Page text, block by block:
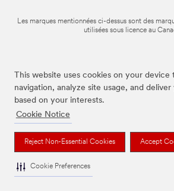
This website uses cookies on your device
navigation, analyze site usage, and
based on your interests.
Cookie Notice
Reject Non-Essential Cookies Accept
Cookie Preferences
Les marques mentionnées ci-dessus sont des
utilisées sous licence au